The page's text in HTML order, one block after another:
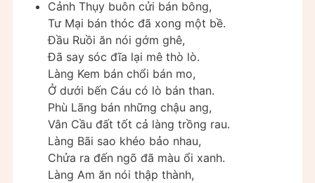
Cảnh Thụy buôn cửi bán bông,
Tư Mại bán thóc đã xong một bề.
Đầu Ruồi ăn nói gớm ghê,
Đã say sóc đĩa lại mê thò lò.
Làng Kem bán chổi bán mo,
Ở dưới bến Cáu có lò bán than.
Phù Lãng bán những chậu ang,
Vân Cầu đất tốt cả làng trồng rau.
Làng Bãi sao khéo bảo nhau,
Chửa ra đến ngõ đã màu ổi xanh.
Làng Am ăn nói thập thành,